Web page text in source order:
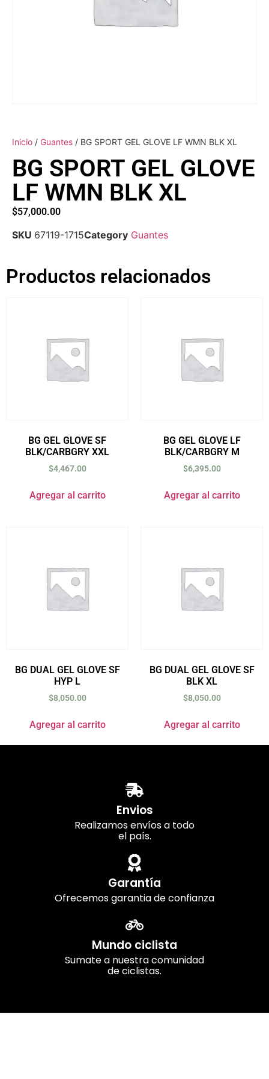
Inicio / Guantes / BG SPORT GEL GLOVE LF WMN BLK XL
BG SPORT GEL GLOVE
LF WMN BLK XL
$57,000.00
SKU 67119-1715Category Guantes
Productos relacionados
BG GEL GLOVE SF
BLK/CARBGRY XXL
$4,467.00
Agregar al carrito
BG GEL GLOVE LF
BLK/CARBGRY M
$6,395.00
Agregar al carrito
BG DUAL GEL GLOVE SF
HYP L
$8,050.00
Agregar al carrito
BG DUAL GEL GLOVE SF
BLK XL
$8,050.00
Agregar al carrito
Envios
Realizamos envíos a todo
el país.
Garantía
Ofrecemos garantia de confianza
Mundo ciclista
Sumate a nuestra comunidad
de ciclistas.